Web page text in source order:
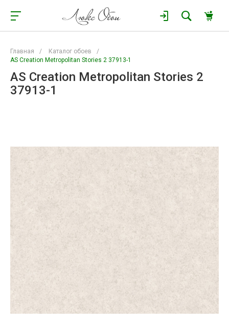
Главная / Каталог обоев
/
AS Creation Metropolitan Stories 2 37913-1
AS Creation Metropolitan Stories 2
37913-1